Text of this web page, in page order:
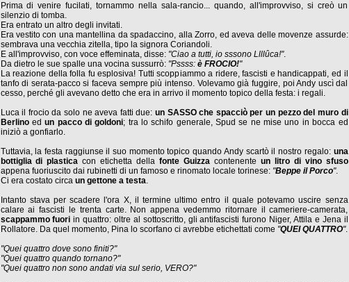
Prima di venire fucilati, tornammo nella sala-rancio... quando, all'improvviso, si creò un
silenzio di tomba.
Era entrato un altro degli invitati.
Era vestito con una mantellina da spadaccino, alla Zorro, ed aveva delle movenze assurde:
sembrava una vecchia zitella, tipo la signora Coriandoli.
E all'improvviso, con voce effeminata, disse: "Ciao a tutti, io sssono Llllûca!".
Da dietro le sue spalle una vocina sussurrò: "Pssss: è FROCIO!"
La reazione della folla fu esplosiva! Tutti scoppiammo a ridere, fascisti e handicappati, ed il
tanfo di serata-pacco si faceva sempre più intenso. Volevamo già fuggire, poi Andy uscì dal
cesso, perché gli avevano detto che era in arrivo il momento topico della festa: i regali.
Luca il frocio da solo ne aveva fatti due: un SASSO che spacciò per un pezzo del muro di
Berlinoedun pacco di goldoni; tra lo schifo generale, Spud se ne mise uno in bocca ed
iniziò a gonfiarlo.
Tuttavia, la festa raggiunse il suo momento topico quando Andy scartò il nostro regalo: una
bottiglia di plastica con etichetta dellafonte Guizza contenente un litro di vino sfuso
appena fuoriuscito dai rubinetti di un famoso e rinomato locale torinese: "Beppe il Porco".
Ci era costato circa un gettone a testa.
Intanto stava per scadere l'ora X, il termine ultimo entro il quale potevamo uscire senza
calare ai fascisti le trenta carte. Non appena vedemmo ritornare il cameriere-camerata,
scappammo fuori in quattro: oltre al sottoscritto, gli antifascisti furono Niger, Attila e Jena il
Rollatore. Da quel momento, Pina lo scorfano ci avrebbe etichettati come "QUEI QUATTRO".
"Quei quattro dove sono finiti?"
"Quei quattro quando tornano?"
"Quei quattro non sono andati via sul serio, VERO?"